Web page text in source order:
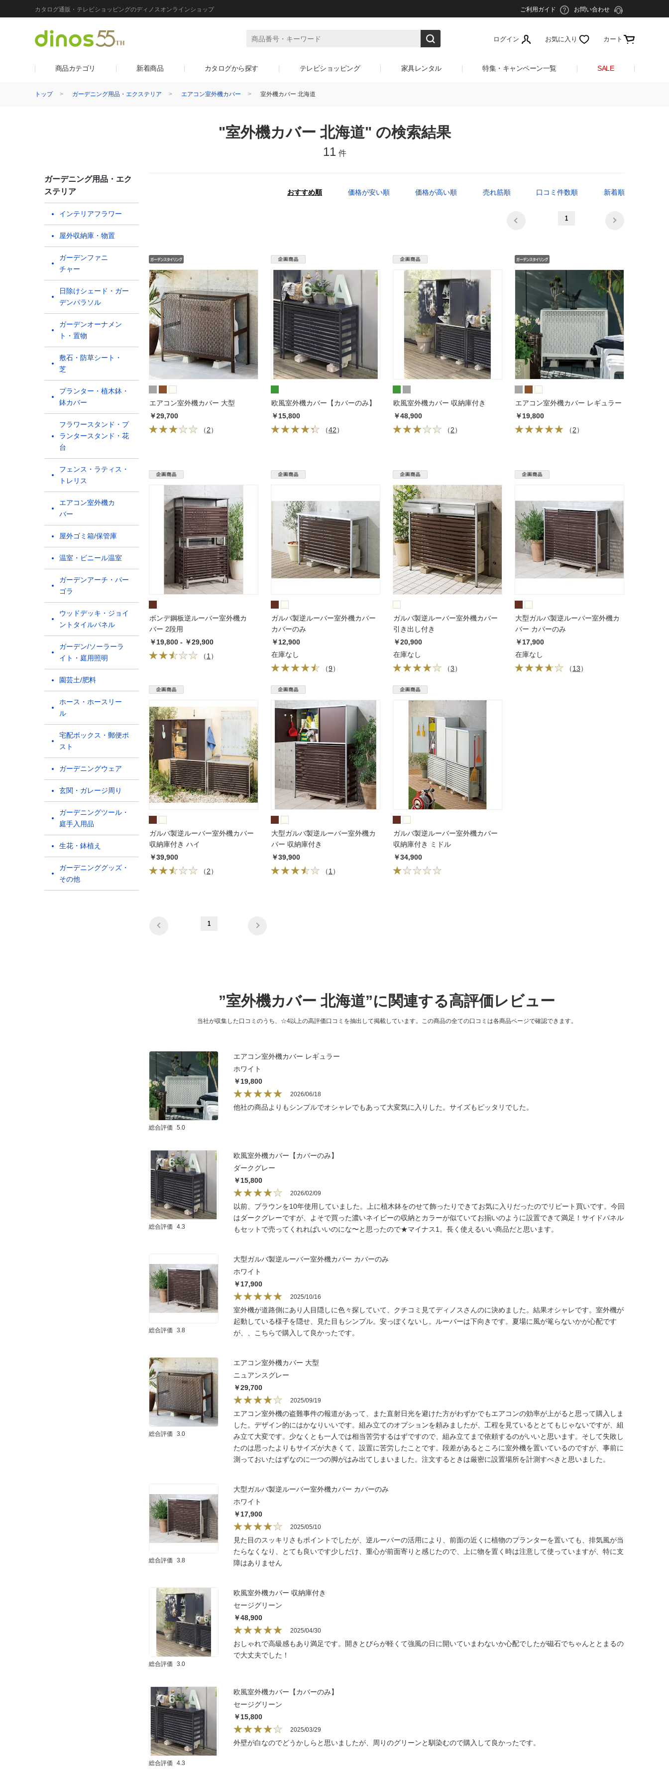
カタログ通販・テレビショッピングのディノスオンラインショップ ご利用ガイド お問い合わせ
ログイン お気に入り カート
商品カテゴリ 新着商品 カタログから探す テレビショッピング 家具レンタル 特集・キャンペーン一覧 SALE
トップ ガーデニング用品・エクステリア エアコン室外機カバー 室外機カバー 北海道
"室外機カバー 北海道" の検索結果
11 件
ガーデニング用品・エク
ステリア
インテリアフラワー
屋外収納庫・物置
ガーデンファニ
チャー
日除けシェード・ガー
デンパラソル
ガーデンオーナメン
ト・置物
敷石・防草シート・
芝
プランター・植木鉢・
鉢カバー
フラワースタンド・プ
ランタースタンド・花
台
フェンス・ラティス・
トレリス
エアコン室外機カ
バー
屋外ゴミ箱/保管庫
温室・ビニール温室
ガーデンアーチ・パー
ゴラ
ウッドデッキ・ジョイ
ントタイルパネル
ガーデン/ソーラーラ
イト・庭用照明
園芸土/肥料
ホース・ホースリー
ル
宅配ボックス・郵便ポ
スト
ガーデニングウェア
玄関・ガレージ周り
ガーデニングツール・
庭手入用品
生花・鉢植え
ガーデニンググッズ・
その他
おすすめ順 価格が安い順 価格が高い順 売れ筋順 口コミ件数順 新着順
1
エアコン室外機カバー 大型
￥29,700
（2）
欧風室外機カバー【カバーのみ】
￥15,800
（42）
欧風室外機カバー 収納庫付き
￥48,900
（2）
エアコン室外機カバー レギュラー
￥19,800
（2）
ボンデ鋼板逆ルーバー室外機カ
バー 2段用
￥19,800 - ￥29,900
（1 ）
ガルバ製逆ルーバー室外機カバー
カバーのみ
￥12,900
在庫なし
（9）
ガルバ製逆ルーバー室外機カバー
引き出し付き
￥20,900
在庫なし
（3）
大型ガルバ製逆ルーバー室外機カ
バー カバーのみ
￥17,900
在庫なし
（13）
ガルバ製逆ルーバー室外機カバー
収納庫付き ハイ
￥39,900
（2）
大型ガルバ製逆ルーバー室外機カ
バー 収納庫付き
￥39,900
（1 ）
ガルバ製逆ルーバー室外機カバー
収納庫付き ミドル
￥34,900
1
”室外機カバー 北海道”に関連する高評価レビュー
当社が収集した口コミのうち、☆4以上の高評価口コミを抽出して掲載しています。この商品の全ての口コミは各商品ページで確認できます。
総合評価 5.0
エアコン室外機カバー レギュラー
ホワイト
￥19,800
2026/06/18
他社の商品よりもシンプルでオシャレでもあって大変気に入りした。サイズもピッタリでした。
総合評価 4.3
欧風室外機カバー【カバーのみ】
ダークグレー
￥15,800
2026/02/09
以前、ブラウンを10年使用していました。上に植木鉢をのせて飾ったりできてお気に入りだったのでリピート買いです。今回
はダークグレーですが、よそで買った濃いネイビーの収納とカラーが似ていてお揃いのように設置できて満足！サイドパネル
もセットで売ってくれればいいのにな〜と思ったので★マイナス1。長く使えるいい商品だと思います。
総合評価 3.8
大型ガルバ製逆ルーバー室外機カバー カバーのみ
ホワイト
￥17,900
2025/10/16
室外機が道路側にあり人目隠しに色々探していて、クチコミ見てディノスさんのに決めました。結果オシャレです。室外機が
起動している様子を隠せ、見た目もシンプル。安っぽくないし。ルーバーは下向きです。夏場に風が篭らないかが心配です
が、、こちらで購入して良かったです。
総合評価 3.0
エアコン室外機カバー 大型
ニュアンスグレー
￥29,700
2025/09/19
エアコン室外機の盗難事件の報道があって、また直射日光を避けた方がわずかでもエアコンの効率が上がると思って購入しま
した。デザイン的にはかなりいいです。組み立てのオプションを頼みましたが、工程を見ているととてもじゃないですが、組
み立て大変です。少なくとも一人では相当苦労するはずですので、組み立てまで依頼するのがいいと思います。そして失敗し
たのは思ったよりもサイズが大きくて、設置に苦労したことです。段差があるところに室外機を置いているのですが、事前に
測っておいたはずなのに一つの脚がはみ出てしまいました。注文するときは厳密に設置場所を計測すべきと思いました。
総合評価 3.8
大型ガルバ製逆ルーバー室外機カバー カバーのみ
ホワイト
￥17,900
2025/05/10
見た目のスッキリさもポイントでしたが、逆ルーバーの活用により、前面の近くに植物のプランターを置いても、排気風が当
たらなくなり、とても良いです少しだけ、重心が前面寄りと感じたので、上に物を置く時は注意して使っていますが、特に支
障はありません
総合評価 3.0
欧風室外機カバー 収納庫付き
セージグリーン
￥48,900
2025/04/30
おしゃれで高級感もあり満足です。開きとびらが軽くて強風の日に開いていまわないか心配でしたが磁石でちゃんととまるの
で大丈夫でした！
総合評価 4.3
欧風室外機カバー【カバーのみ】
セージグリーン
￥15,800
2025/03/29
外壁が白なのでどうかしらと思いましたが、周りのグリーンと馴染むので購入して良かったです。